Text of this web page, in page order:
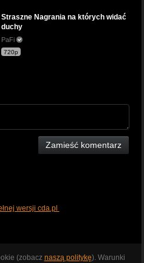
Straszne Nagrania na których widać
duchy
PaFi
720p
Zamieść komentarz
wersji cda.pl
(zobacz naszą politykę). Warunki